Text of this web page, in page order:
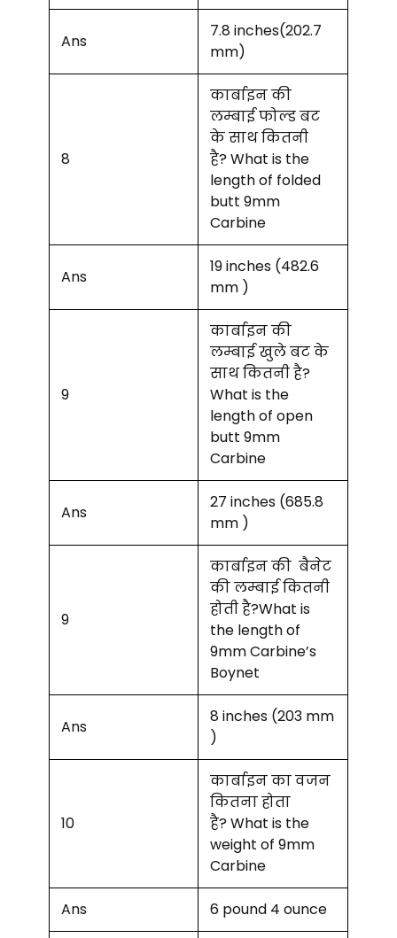
Ans
7.8 inches(202.7
mm)
8
कार्बाइन की
लम्बाई फोल्ड बट
के साथ कितनी
है? What is the
length of folded
butt 9mm
Carbine
Ans
19 inches (482.6
mm )
9
कार्बाइन की
लम्बाई खुले बट के
साथ कितनी है?
What is the
length of open
butt 9mm
Carbine
Ans
27 inches (685.8
mm )
9
कार्बाइन की बैनेट
की लम्बाई कितनी
होती है?What is
the length of
9mm Carbine’s
Boynet
Ans
8 inches (203 mm
)
10
कार्बाइन का वजन
कितना होता
है? What is the
weight of 9mm
Carbine
Ans 6 pound 4 ounce